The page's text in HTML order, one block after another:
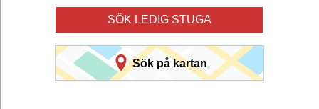
SÖK LEDIG STUGA
Sök på kartan